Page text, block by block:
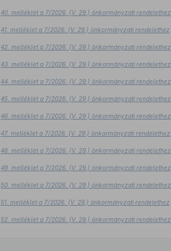
40. melléklet a 7/2026. (V. 29.) önkormányzati rendelethez
41. melléklet a 7/2026. (V. 29.) önkormányzati rendelethez
42. melléklet a 7/2026. (V. 29.) önkormányzati rendelethez
43. melléklet a 7/2026. (V. 29.) önkormányzati rendelethez
44. melléklet a 7/2026. (V. 29.) önkormányzati rendelethez
45. melléklet a 7/2026. (V. 29.) önkormányzati rendelethez
46. melléklet a 7/2026. (V. 29.) önkormányzati rendelethez
47. melléklet a 7/2026. (V. 29.) önkormányzati rendelethez
48. melléklet a 7/2026. (V. 29.) önkormányzati rendelethez
49. melléklet a 7/2026. (V. 29.) önkormányzati rendelethez
50. melléklet a 7/2026. (V. 29.) önkormányzati rendelethez
51. melléklet a 7/2026. (V. 29.) önkormányzati rendelethez
52. melléklet a 7/2026. (V. 29.) önkormányzati rendelethez